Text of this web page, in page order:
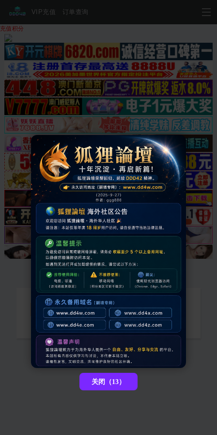
VIP充值 订单查询
充值积分
抱歉，导读功能尚未开启
[ 点击这里返回上一页 ]
关闭（13）